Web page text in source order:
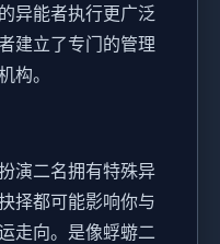
异能者执行更广泛
建立了专门的管理
构。
演二名拥有特殊异
择都可能影响你与
走向。是像蜉蝣二